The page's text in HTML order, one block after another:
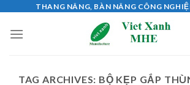
content
THANG NÂNG, BÀN NÂNG CÔNG
TAG ARCHIVES: BỘ KẸP GẮP